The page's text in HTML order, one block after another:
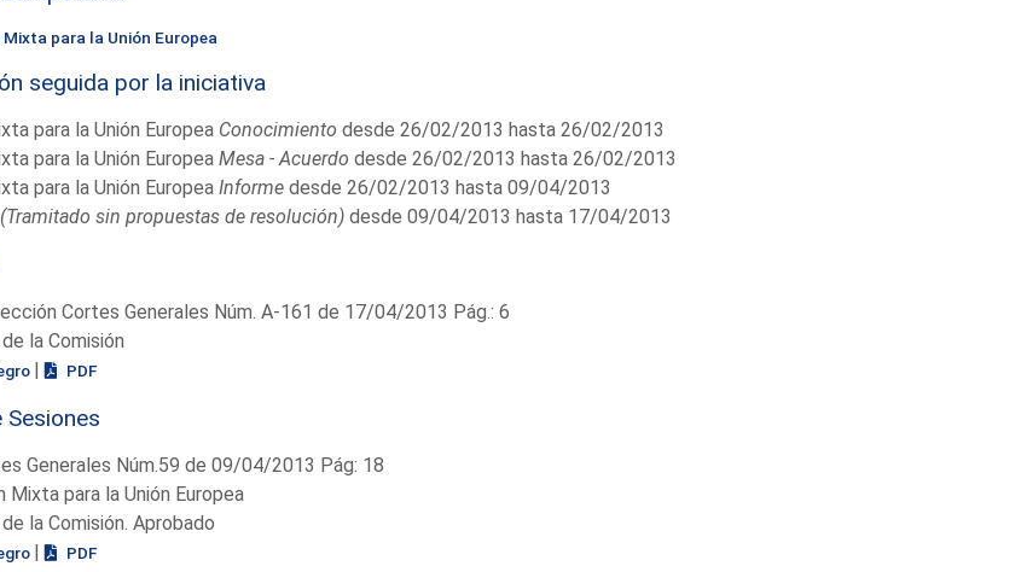
Mixta para la Unión Europea
seguida por la iniciativa
para la Unión Europea Conocimiento desde 26/02/2013 hasta 26/02/2013
para la Unión Europea Mesa - Acuerdo desde 26/02/2013 hasta 26/02/2013
para la Unión Europea Informedesde 26/02/2013 hasta 09/04/2013
sin propuestas de resolución)desde 09/04/2013 hasta 17/04/2013
Cortes Generales Núm. A-161 de 17/04/2013 Pág.: 6
la Comisión
| PDF
Sesiones
Generales Núm.59 de 09/04/2013 Pág: 18
Mixta para la Unión Europea
la Comisión. Aprobado
| PDF